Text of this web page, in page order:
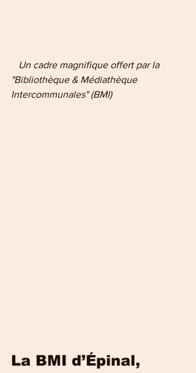
"Bibliothèque & Médiathèque
Intercommunales" (BMI)
La BMI d’Épinal,